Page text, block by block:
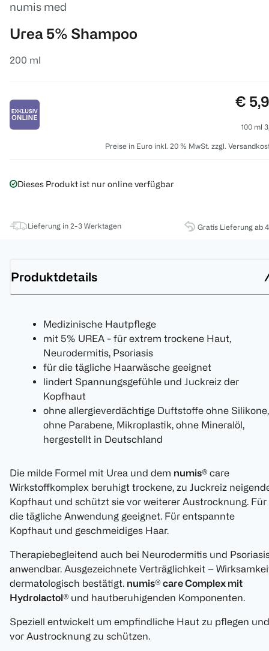
numis med
Urea 5% Shampoo
200 ml
€
100 ml
Preise in Euro inkl. 20 % MwSt. zzgl.
Dieses Produkt ist nur online verfügbar
Lieferung in 2-3 Werktagen Gratis Lieferung ab
Produktdetails
Medizinische Hautpflege
mit 5% UREA - für extrem trockene Haut,
Neurodermitis, Psoriasis
für die tägliche Haarwäsche geeignet
lindert Spannungsgefühle und Juckreiz der
Kopfhaut
ohne allergieverdächtige Duftstoffe ohne Silikone,
ohne Parabene, Mikroplastik, ohne Mineralöl,
hergestellt in Deutschland
Die milde Formel mit Urea und dem numis®care
Wirkstoffkomplex beruhigt trockene, zu Juckreiz
Kopfhaut und schützt sie vor weiterer Austrocknung. Für
die tägliche Anwendung geeignet. Für entspannte
Kopfhaut und geschmeidiges Haar.
Therapiebegleitend auch bei Neurodermitis und
anwendbar. Ausgezeichnete Verträglichkeit –
dermatologisch bestätigt. numis® care Complex mit
Hydrolactol® und hautberuhigenden Komponenten.
Speziell entwickelt um empfindliche Haut zu pflegen und
vor Austrocknung zu schützen.